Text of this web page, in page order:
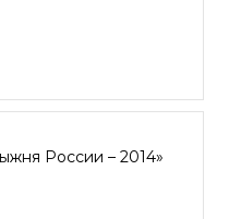
России – 2014»